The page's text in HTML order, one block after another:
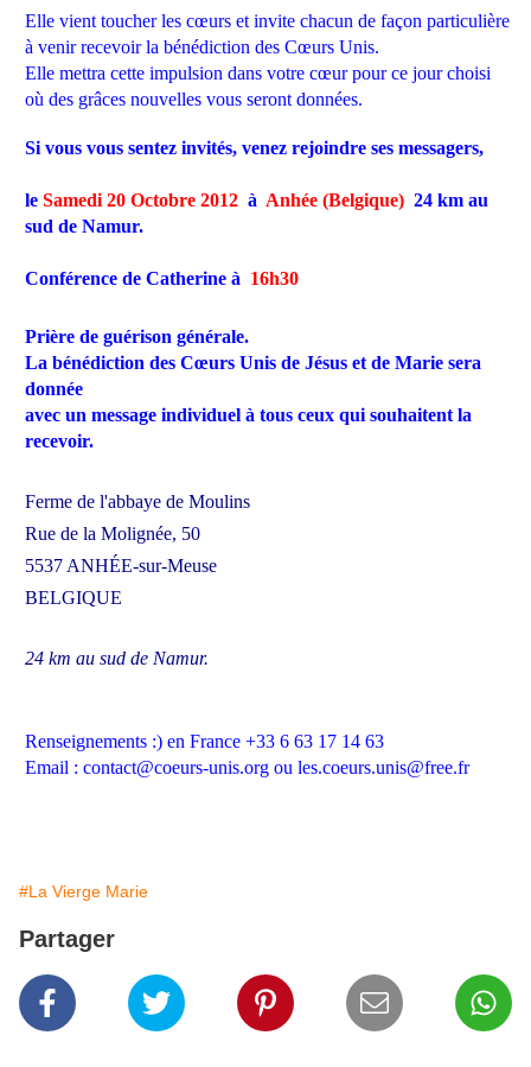
Elle vient toucher les cœurs et invite chacun de façon particulière
à venir recevoir la bénédiction des Cœurs Unis.
Elle mettra cette impulsion dans votre cœur pour ce jour choisi
où des grâces nouvelles vous seront données.
Si vous vous sentez invités, venez rejoindre ses messagers,
le Samedi 20 Octobre 2012 à Anhée (Belgique) 24 km au
sud de Namur.
Conférence de Catherine à 16h30
Prière de guérison générale.
La bénédiction des Cœurs Unis de Jésus et de Marie sera
donnée
avec un message individuel à tous ceux qui souhaitent la
recevoir.
Ferme de l'abbaye de Moulins
Rue de la Molignée, 50
5537 ANHÉE-sur-Meuse
BELGIQUE
24 km au sud de Namur.
Renseignements :) en France +33 6 63 17 14 63
Email : contact@coeurs-unis.org ou les.coeurs.unis@free.fr
#La Vierge Marie
Partager